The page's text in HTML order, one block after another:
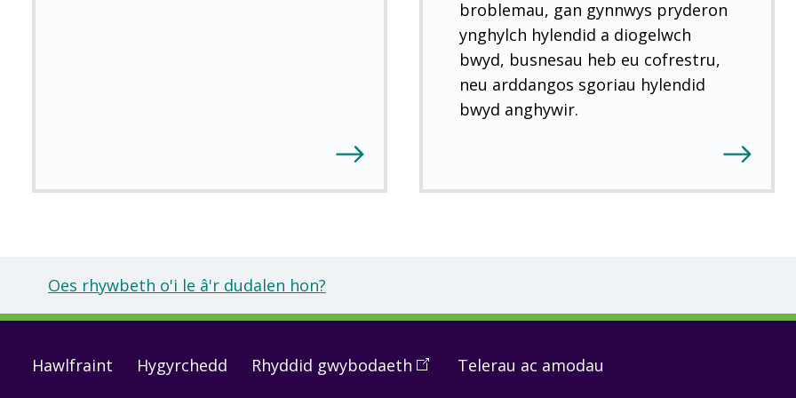
broblemau, gan gynnwys pryderon
ynghylch hylendid a diogelwch
bwyd, busnesau heb eu cofrestru,
neu arddangos sgoriau hylendid
bwyd anghywir.
Oes rhywbeth o'i le â'r dudalen hon?
Footer
Hawlfraint Hygyrchedd Rhyddid gwybodaeth (OpenTelerau ac amodau